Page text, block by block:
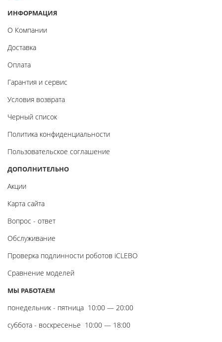
ИНФОРМАЦИЯ
О Компании
Доставка
Оплата
Гарантия и сервис
Условия возврата
Черный список
Политика конфиденциальности
Пользовательское соглашение
ДОПОЛНИТЕЛЬНО
Акции
Карта сайта
Вопрос - ответ
Обслуживание
Проверка подлинности роботов iCLEBO
Сравнение моделей
МЫ РАБОТАЕМ
понедельник - пятница 10:00 — 20:00
суббота - воскресенье 10:00 — 18:00